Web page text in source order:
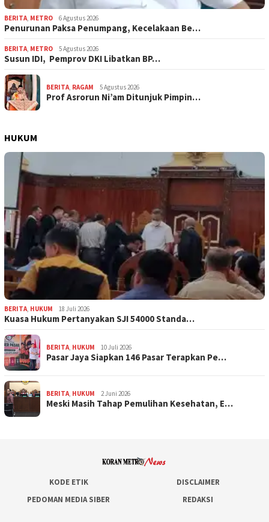
BERITA METRO 6 Agustus 2026
Penurunan Paksa Penumpang, Kecelakaan Be…
BERITA METRO 5 Agustus 2026
Susun IDI, Pemprov DKI Libatkan BP…
BERITA RAGAM 5 Agustus 2026
Prof Asrorun Ni’am Ditunjuk Pimpin…
HUKUM
BERITA HUKUM 18 Juli 2026
Kuasa Hukum Pertanyakan SJI 54000 Standa…
BERITA HUKUM 10 Juli 2026
Pasar Jaya Siapkan 146 Pasar Terapkan Pe…
BERITA HUKUM 2 Juni 2026
Meski Masih Tahap Pemulihan Kesehatan, E…
KODE ETIK
DISCLAIMER
PEDOMAN MEDIA SIBER
REDAKSI